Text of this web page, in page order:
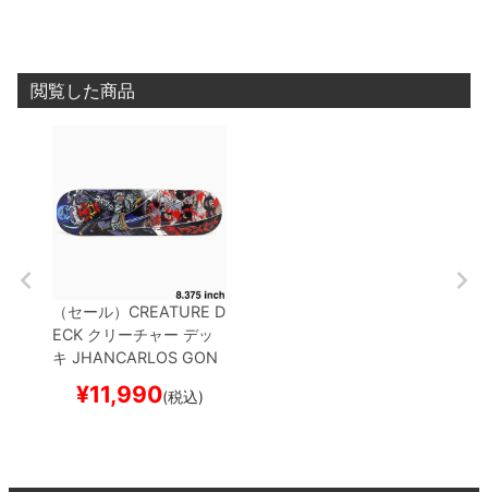
閲覧した商品
（セール） CREATURE D
ECK クリーチャー デッ
キ JHANCARLOS GON
RNAGE 8.375スケート
¥11,990(税込)